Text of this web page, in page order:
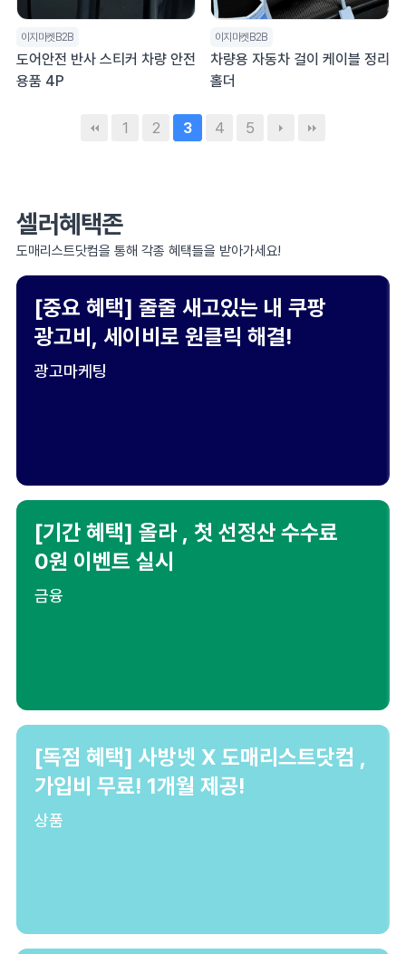
이지마켓B2B
도어안전 반사 스티커 차량 안전
용품 4P
이지마켓B2B
차량용 자동차 걸이 케이블 정리
홀더
1 2 3 4 5
셀러혜택존
도매리스트닷컴을 통해 각종 혜택들을 받아가세요!
[중요 혜택] 줄줄 새고있는 내 쿠팡
광고비, 세이비로 원클릭 해결!
광고마케팅
[기간 혜택] 올라 , 첫 선정산 수수료
0원 이벤트 실시
금융
[독점 혜택] 사방넷 X 도매리스트닷컴 ,
가입비 무료! 1개월 제공!
상품